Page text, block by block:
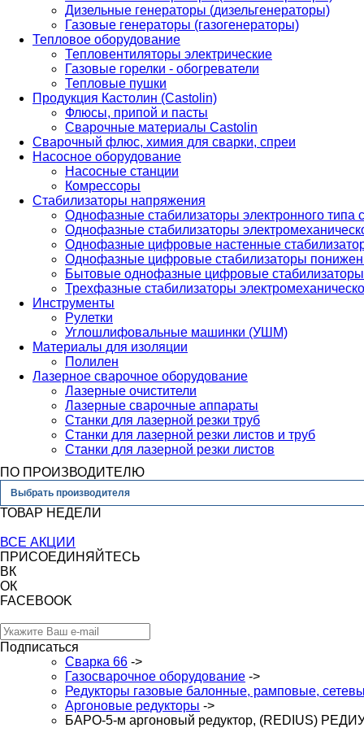
Дизельные генераторы (дизельгенераторы)
Газовые генераторы (газогенераторы)
Тепловое оборудование
Тепловентиляторы электрические
Газовые горелки - обогреватели
Тепловые пушки
Продукция Кастолин (Castolin)
Флюсы, припой и пасты
Сварочные материалы Castolin
Сварочный флюс, химия для сварки, спреи
Насосное оборудование
Насосные станции
Комрессоры
Стабилизаторы напряжения
Однофазные стабилизаторы электронного
Однофазные стабилизаторы
Однофазные цифровые настенные
Однофазные цифровые стабилизаторы
Бытовые однофазные цифровые стабилизаторы
Трехфазные стабилизаторы
Инструменты
Рулетки
Углошлифовальные машинки (УШМ)
Материалы для изоляции
Полилен
Лазерное сварочное оборудование
Лазерные очистители
Лазерные сварочные аппараты
Станки для лазерной резки труб
Станки для лазерной резки листов и труб
Станки для лазерной резки листов
ПО ПРОИЗВОДИТЕЛЮ
Выбрать производителя
ТОВАР НЕДЕЛИ
ВСЕ АКЦИИ
ПРИСОЕДИНЯЙТЕСЬ
ВК
ОК
FACEBOOK
Подписаться
Сварка 66 ->
Газосварочное оборудование ->
Редукторы газовые балонные, рамповые,
Аргоновые редукторы ->
БАРО-5-м аргоновый редуктор, (REDIUS)